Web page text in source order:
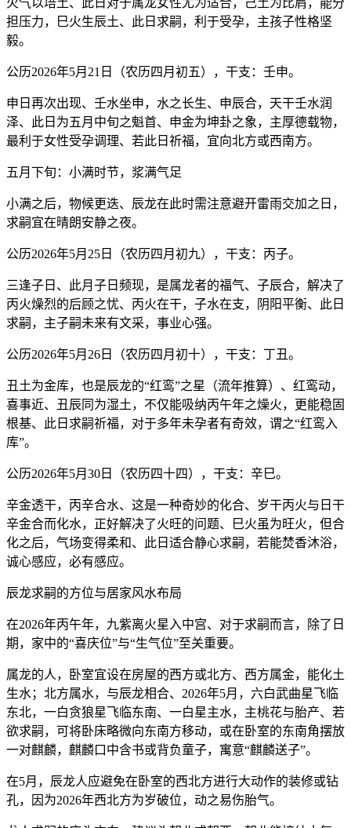
担压力，巳火生辰土、此日求嗣，利于受孕，主孩子性格坚
毅。
公历2026年5月21日（农历四月初五），干支：壬申。
申日再次出现、壬水坐申，水之长生、申辰合，天干壬水润
泽、此日为五月中旬之魁首、申金为坤卦之象，主厚德载物，
最利于女性受孕调理、若此日祈福，宜向北方或西南方。
五月下旬：小满时节，浆满气足
小满之后，物候更迭、辰龙在此时需注意避开雷雨交加之日，
求嗣宜在晴朗安静之夜。
公历2026年5月25日（农历四月初九），干支：丙子。
三逢子日、此月子日频现，是属龙者的福气、子辰合，解决了
丙火燥烈的后顾之忧、丙火在干，子水在支，阴阳平衡、此日
求嗣，主子嗣未来有文采，事业心强。
公历2026年5月26日（农历四月初十），干支：丁丑。
丑土为金库，也是辰龙的“红鸾”之星（流年推算）、红鸾动，
喜事近、丑辰同为湿土，不仅能吸纳丙午年之燥火，更能稳固
根基、此日求嗣祈福，对于多年未孕者有奇效，谓之“红鸾入
库”。
公历2026年5月30日（农历四十四），干支：辛巳。
辛金透干，丙辛合水、这是一种奇妙的化合、岁干丙火与日干
辛金合而化水，正好解决了火旺的问题、巳火虽为旺火，但合
化之后，气场变得柔和、此日适合静心求嗣，若能焚香沐浴，
诚心感应，必有感应。
辰龙求嗣的方位与居家风水布局
在2026年丙午年，九紫离火星入中宫、对于求嗣而言，除了日
期，家中的“喜庆位”与“生气位”至关重要。
属龙的人，卧室宜设在房屋的西方或北方、西方属金，能化土
生水；北方属水，与辰龙相合、2026年5月，六白武曲星飞临
东北，一白贪狼星飞临东南、一白星主水，主桃花与胎产、若
欲求嗣，可将卧床略微向东南方移动，或在卧室的东南角摆放
一对麒麟，麒麟口中含书或背负童子，寓意“麒麟送子”。
在5月，辰龙人应避免在卧室的西北方进行大动作的装修或钻
孔，因为2026年西北方为岁破位，动之易伤胎气。